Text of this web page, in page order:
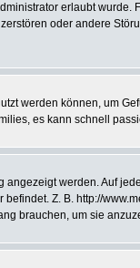
erlaubt
oder andere
werden können, um
es kann schnell
angezeigt werden. Auf
Z. B. http://
brauchen, um sie